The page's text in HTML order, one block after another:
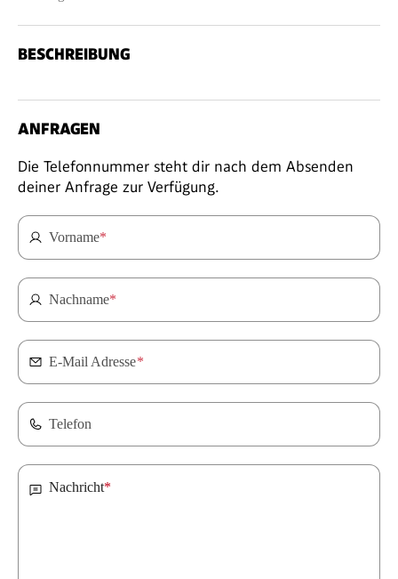
BESCHREIBUNG
ANFRAGEN
Die Telefonnummer steht dir nach dem Absenden
deiner Anfrage zur Verfügung.
Vorname*
Nachname*
E-Mail Adresse*
Telefon
Nachricht*